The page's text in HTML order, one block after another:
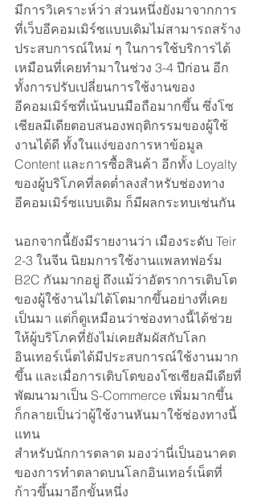
มีการวิเคราะห์ว่า ส่วนหนึ่งยังมาจากการ
ที่เว็บอีคอมเมิร์ซแบบเดิมไม่สามารถสร้าง
ประสบการณ์ใหม่ ๆ ในการใช้บริการได้
เหมือนที่เคยทำมาในช่วง 3-4 ปีก่อน อีก
ทั้งการปรับเปลี่ยนการใช้งานของ
อีคอมเมิร์ซที่เน้นบนมือถือมากขึ้น ซึ่งโซ
เชียลมีเดียตอบสนองพฤติกรรมของผู้ใช้
งานได้ดี ทั้งในแง่ของการหาข้อมูล
Content และการซื้อสินค้า อีกทั้ง Loyalty
ของผู้บริโภคที่ลดต่ำลงสำหรับช่องทาง
อีคอมเมิร์ซแบบเดิม ก็มีผลกระทบเช่นกัน
นอกจากนี้ยังมีรายงานว่า เมืองระดับ Teir
2-3 ในจีน นิยมการใช้งานแพลทฟอร์ม
B2C กันมากอยู่ ถึงแม้ว่าอัตราการเติบโต
ของผู้ใช้งานไม่ได้โตมากขึ้นอย่างที่เคย
เป็นมา แต่ก็ดูเหมือนว่าช่องทางนี้ได้ช่วย
ให้ผู้บริโภคที่ยังไม่เคยสัมผัสกับโลก
อินเทอร์เน็ตได้มีประสบการณ์ใช้งานมาก
ขึ้น และเมื่อการเติบโตของโซเชียลมีเดียที่
พัฒนามาเป็น S-Commerce เพิ่มมากขึ้น
ก็กลายเป็นว่าผู้ใช้งานหันมาใช้ช่องทางนี้
แทน
สำหรับนักการตลาด มองว่านี่เป็นอนาคต
ของการทำตลาดบนโลกอินเทอร์เน็ตที่
ก้าวขึ้นมาอีกขั้นหนึ่ง